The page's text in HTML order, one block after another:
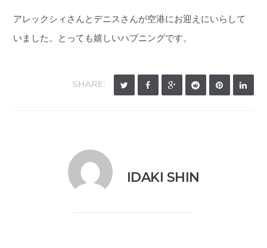
アレックシィさんとデニスさんが空港にお迎えにいらして
いました。とっても嬉しいハプニングです。
SHARE:
IDAKI SHIN